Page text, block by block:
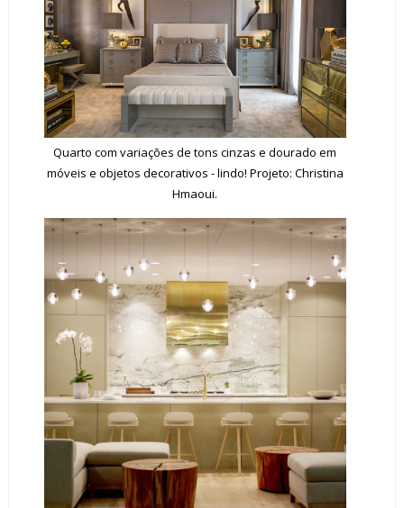
Quarto com variações de tons cinzas e dourado em
móveis e objetos decorativos - lindo! Projeto: Christina
Hmaoui.